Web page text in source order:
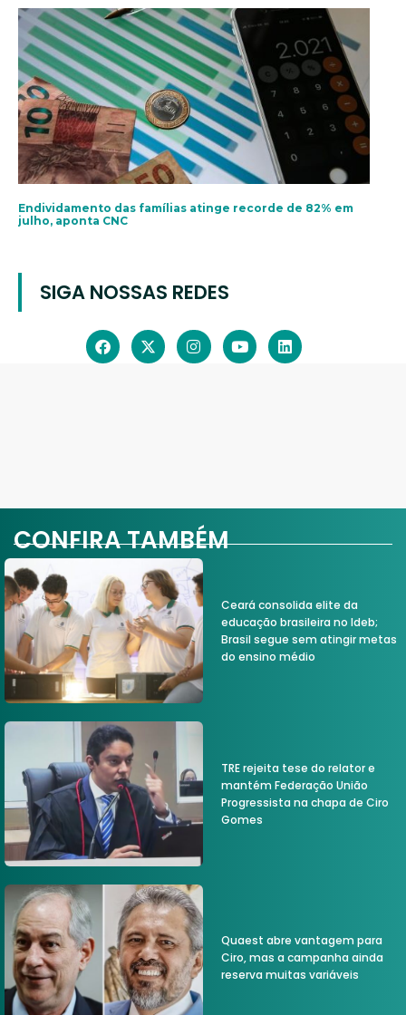
Endividamento das famílias atinge recorde de 82% em
julho, aponta CNC
SIGA NOSSAS REDES
CONFIRA TAMBÉM
Ceará consolida elite da
educação brasileira no Ideb;
Brasil segue sem atingir metas
do ensino médio
TRE rejeita tese do relator e
mantém Federação União
Progressista na chapa de Ciro
Gomes
Quaest abre vantagem para
Ciro, mas a campanha ainda
reserva muitas variáveis